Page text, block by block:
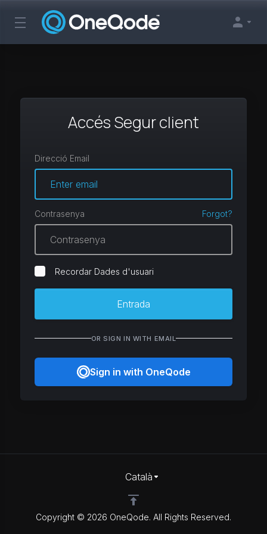
Accés Segur client
Direcció Email
Contrasenya Forgot?
Recordar Dades d'usuari
Entrada
OR SIGN IN WITH EMAIL
Sign in with OneQode
Copyright © 2026 OneQode. All Rights Reserved.
Català